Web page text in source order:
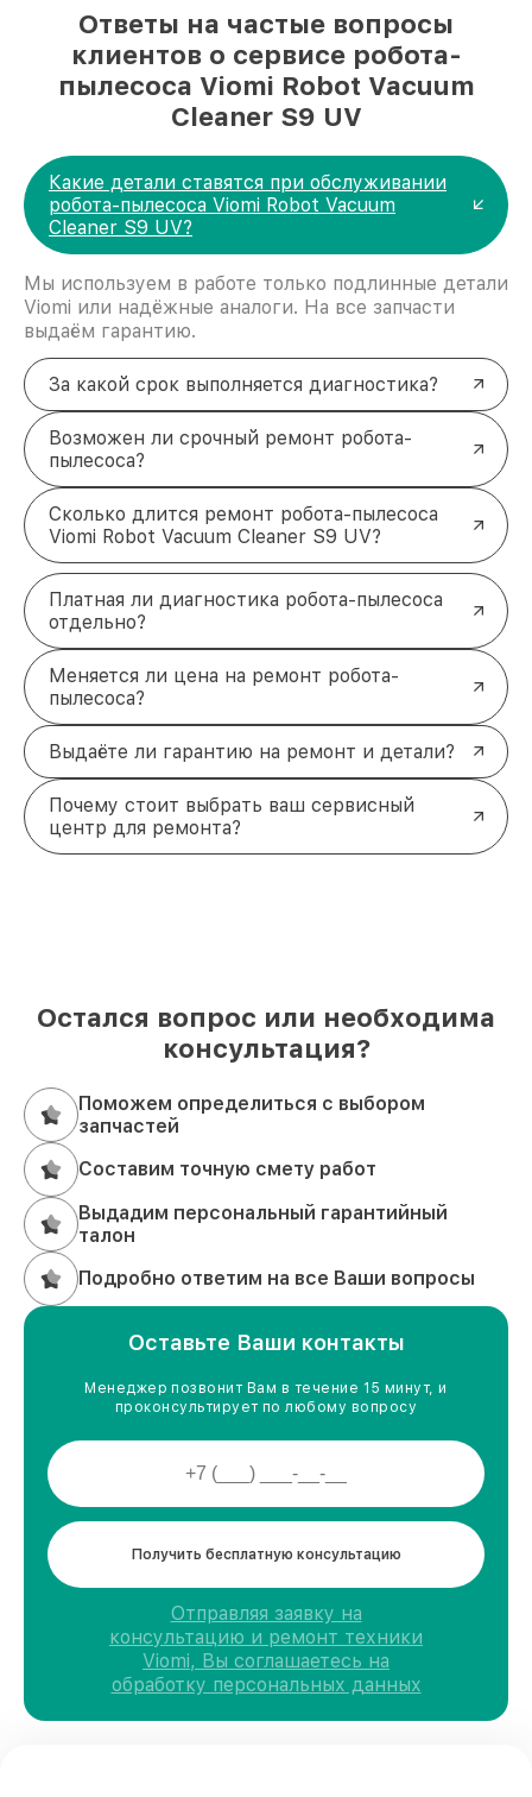
Ответы на частые вопросы
клиентов о сервисе робота-
пылесоса Viomi Robot Vacuum
Cleaner S9 UV
Какие детали ставятся при обслуживании
робота-пылесоса Viomi Robot Vacuum
Cleaner S9 UV?
Мы используем в работе только подлинные детали
Viomi или надёжные аналоги. На все запчасти
выдаём гарантию.
За какой срок выполняется диагностика?
Возможен ли срочный ремонт робота-
пылесоса?
Сколько длится ремонт робота-пылесоса
Viomi Robot Vacuum Cleaner S9 UV?
Платная ли диагностика робота-пылесоса
отдельно?
Меняется ли цена на ремонт робота-
пылесоса?
Выдаёте ли гарантию на ремонт и детали?
Почему стоит выбрать ваш сервисный
центр для ремонта?
Остался вопрос или необходима
консультация?
Поможем определиться с выбором
запчастей
Составим точную смету работ
Выдадим персональный гарантийный
талон
Подробно ответим на все Ваши вопросы
Оставьте Ваши контакты
Менеджер позвонит Вам в течение 15 минут, и
проконсультирует по любому вопросу
Получить бесплатную консультацию
Отправляя заявку на
консультацию и ремонт техники
Viomi, Вы соглашаетесь на
обработку персональных данных